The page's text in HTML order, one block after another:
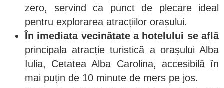
zero, servind ca punct de plecare ideal
pentru explorarea atracțiilor orașului.
În imediata vecinătate a hotelului se află
principala atracție turistică a orașului Alba
Iulia, Cetatea Alba Carolina, accesibilă în
mai puțin de 10 minute de mers pe jos.